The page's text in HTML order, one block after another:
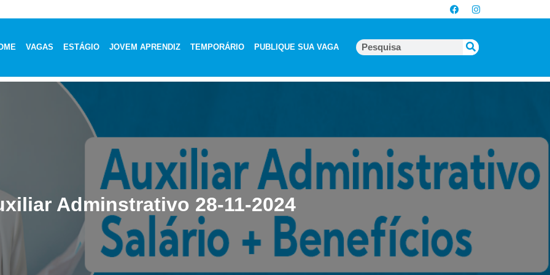
VAGAS ESTÁGIO JOVEM APRENDIZ TEMPORÁRIO PUBLIQUE SUA VAGA
Adminstrativo 28-11-2024